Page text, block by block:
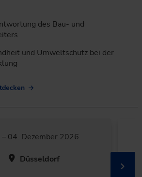
des Bau- und
und Umweltschutz bei der
– 04. Dezember 2026
Düsseldorf